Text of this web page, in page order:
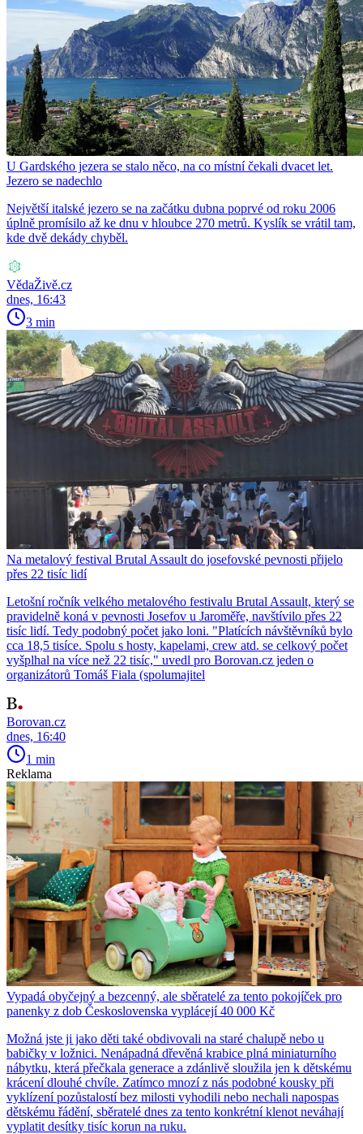
U Gardského jezera se stalo něco, na co místní čekali dvacet let.
Jezero se nadechlo
Největší italské jezero se na začátku dubna poprvé od roku 2006
úplně promísilo až ke dnu v hloubce 270 metrů. Kyslík se vrátil tam,
kde dvě dekády chyběl.
VědaŽivě.cz
dnes, 16:43
3 min
Na metalový festival Brutal Assault do josefovské pevnosti přijelo
přes 22 tisíc lidí
Letošní ročník velkého metalového festivalu Brutal Assault, který se
pravidelně koná v pevnosti Josefov u Jaroměře, navštívilo přes 22
tisíc lidí. Tedy podobný počet jako loni. "Platících návštěvníků bylo
cca 18,5 tisíce. Spolu s hosty, kapelami, crew atd. se celkový počet
vyšplhal na více než 22 tisíc," uvedl pro Borovan.cz jeden o
organizátorů Tomáš Fiala (spolumajitel
Borovan.cz
dnes, 16:40
1 min
Reklama
Vypadá obyčejný a bezcenný, ale sběratelé za tento pokojíček pro
panenky z dob Československa vyplácejí 40 000 Kč
Možná jste ji jako děti také obdivovali na staré chalupě nebo u
babičky v ložnici. Nenápadná dřevěná krabice plná miniaturního
nábytku, která přečkala generace a zdánlivě sloužila jen k dětskému
krácení dlouhé chvíle. Zatímco mnozí z nás podobné kousky při
vyklízení pozůstalostí bez milosti vyhodili nebo nechali napospas
dětskému řádění, sběratelé dnes za tento konkrétní klenot neváhají
vyplatit desítky tisíc korun na ruku.